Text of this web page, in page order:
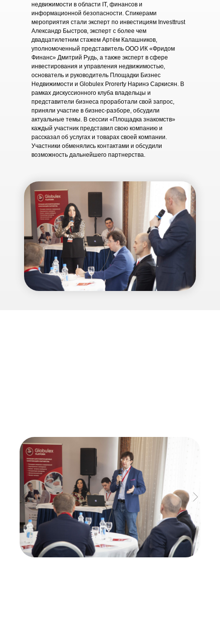
недвижимости в области IT, финансов и
информационной безопасности. Спикерами
мероприятия стали эксперт по инвестициям Investtrust
Александр Быстров, эксперт с более чем
двадцатилетним стажем Артём Калашников,
уполномоченный представитель ООО ИК «Фридом
Финанс» Дмитрий Рудь, а также эксперт в сфере
инвестирования и управления недвижимостью,
основатель и руководитель Площадки Бизнес
Недвижимости и Globulex Prorerty Наринэ Саркисян. В
рамках дискуссионного клуба владельцы и
представители бизнеса проработали свой запрос,
приняли участие в бизнес-разборе, обсудили
актуальные темы. В сессии «Площадка знакомств»
каждый участник представил свою компанию и
рассказал об услугах и товарах своей компании.
Участники обменялись контактами и обсудили
возможность дальнейшего партнерства.